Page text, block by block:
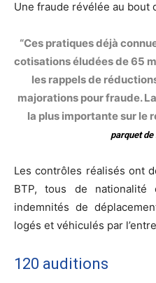
Une fraude révélée au bout
“Ces pratiques déjà
cotisations éludées de 65
les rappels de
majorations pour fraude.
la plus importante sur le
parquet de
Les contrôles réalisés ont
BTP, tous de nationalité
indemnités de
logés et véhiculés par
120 auditions